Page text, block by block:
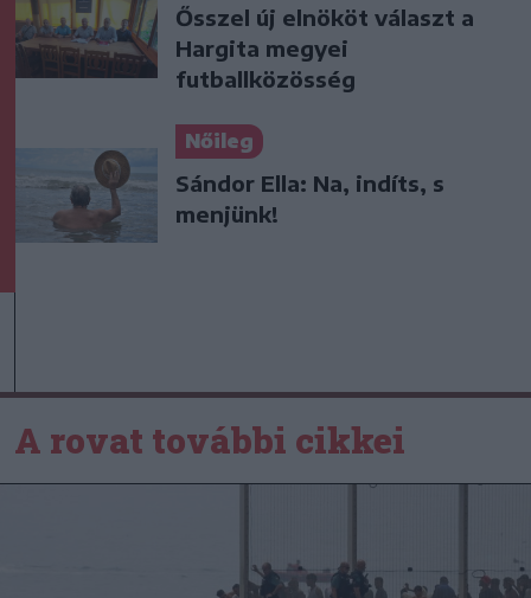
Ősszel új elnököt választ a
Hargita megyei
futballközösség
Nőileg
Sándor Ella: Na, indíts, s
menjünk!
A rovat további cikkei